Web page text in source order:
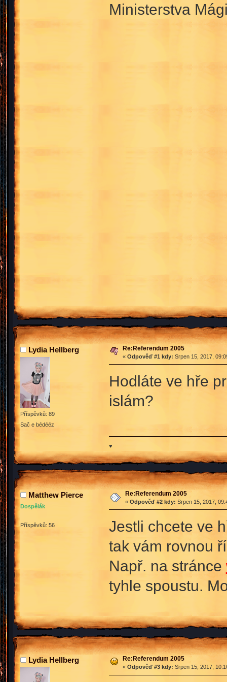
Ministerstva
Lydia Hellberg
Příspěvků: 89
Sač e bédééz
Re:Referendum 2005
« Odpověď #1 kdy: Srpen 15, 2017,
Hodláte ve hře
islám?
♥
Matthew Pierce
Dospělák
Příspěvků: 56
Re:Referendum 2005
« Odpověď #2 kdy: Srpen 15, 2017,
Jestli chcete ve
tak vám rovnou
Např. na stránce
tyhle spoustu.
Lydia Hellberg Re:Referendum 2005
« Odpověď #3 kdy: Srpen 15, 2017,